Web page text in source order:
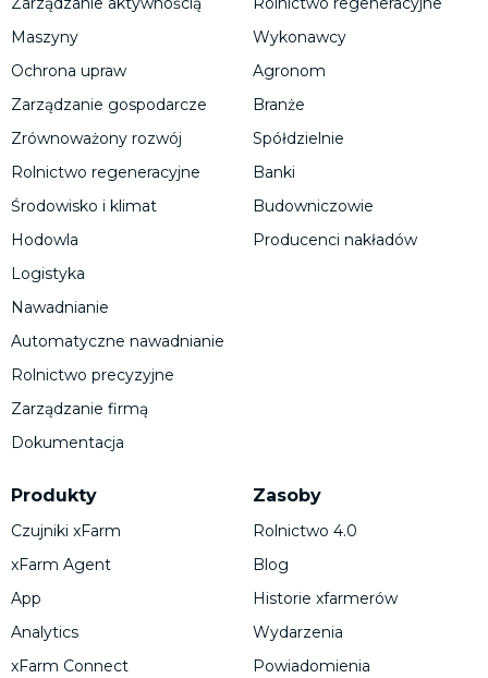
Maszyny
Ochrona upraw
Zarządzanie gospodarcze
Zrównoważony rozwój
Rolnictwo regeneracyjne
Środowisko i klimat
Hodowla
Logistyka
Nawadnianie
Automatyczne nawadnianie
Rolnictwo precyzyjne
Zarządzanie firmą
Dokumentacja
Produkty
Czujniki xFarm
xFarm Agent
App
Analytics
xFarm Connect
Wykonawcy
Agronom
Branże
Spółdzielnie
Banki
Budowniczowie
Producenci nakładów
Zasoby
Rolnictwo 4.0
Blog
Historie xfarmerów
Wydarzenia
Powiadomienia